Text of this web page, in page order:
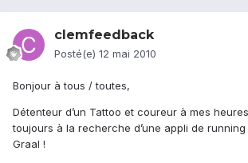
clemfeedback
Posté(e) 12 mai 2010
Bonjour à tous / toutes,
Détenteur d’un Tattoo et coureur à mes
toujours à la recherche d’une appli de
Graal !